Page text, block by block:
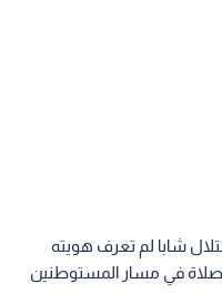
شابا لم تعرف هويته
في مسار المستوطنين